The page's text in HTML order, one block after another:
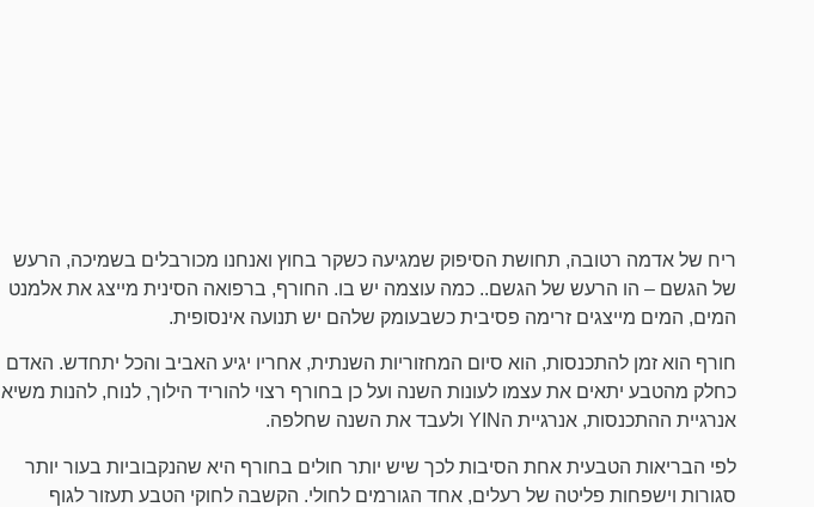
ריח של אדמה רטובה, תחושת הסיפוק שמגיעה כשקר בחוץ ואנחנו מכורבלים בשמיכה, הרעש
של הגשם – הו הרעש של הגשם.. כמה עוצמה יש בו. החורף, ברפואה הסינית מייצג את אלמנט
המים, המים מייצגים זרימה פסיבית כשבעומק שלהם יש תנועה אינסופית.
חורף הוא זמן להתכנסות, הוא סיום המחזוריות השנתית, אחריו יגיע האביב והכל יתחדש. האדם
כחלק מהטבע יתאים את עצמו לעונות השנה ועל כן בחורף רצוי להוריד הילוך, לנוח, להנות משיא
אנרגיית ההתכנסות, אנרגיית הYIN ולעבד את השנה שחלפה.
לפי הבריאות הטבעית אחת הסיבות לכך שיש יותר חולים בחורף היא שהנקבוביות בעור יותר
סגורות וישפחות פליטה של רעלים, אחד הגורמים לחולי. הקשבה לחוקי הטבע תעזור לגוף